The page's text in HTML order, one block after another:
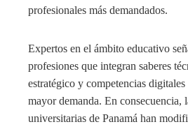
profesionales más demandados.
Expertos en el ámbito educativo
profesiones que integran saberes
estratégico y competencias
mayor demanda. En consecuencia,
universitarias de Panamá han